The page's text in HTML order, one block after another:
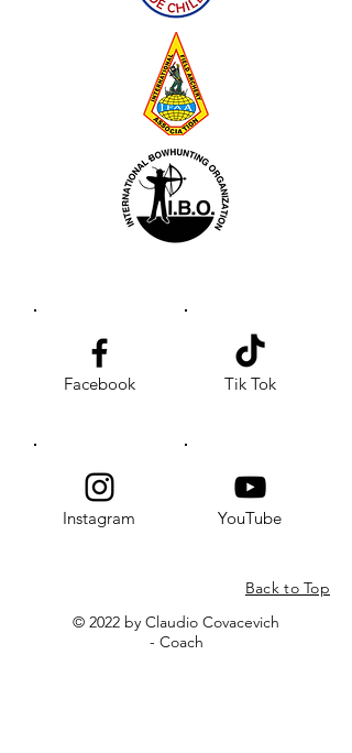
Facebook Tik Tok
Instagram YouTube
Back to Top
© 2022 by Claudio Covacevich
- Coach